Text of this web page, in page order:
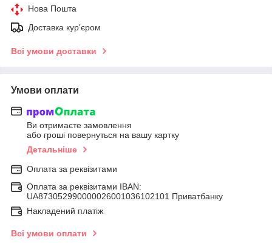
Нова Пошта
Доставка кур'єром
Всі умови доставки
Умови оплати
Ви отримаєте замовлення
або гроші повернуться на вашу картку
Детальніше
Оплата за реквізитами
Оплата за реквізитами IBAN:
UA873052990000026001036102101 Приватбанку
Накладений платіж
Всі умови оплати